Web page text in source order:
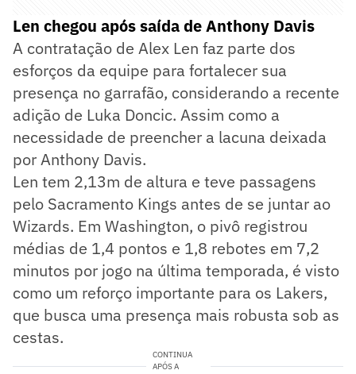
Len chegou após saída de Anthony Davis
A contratação de Alex Len faz parte dos
esforços da equipe para fortalecer sua
presença no garrafão, considerando a recente
adição de Luka Doncic. Assim como a
necessidade de preencher a lacuna deixada
por Anthony Davis.
Len tem 2,13m de altura e teve passagens
pelo Sacramento Kings antes de se juntar ao
Wizards. Em Washington, o pivô registrou
médias de 1,4 pontos e 1,8 rebotes em 7,2
minutos por jogo na última temporada, é visto
como um reforço importante para os Lakers,
que busca uma presença mais robusta sob as
cestas.
CONTINUA
APÓS A